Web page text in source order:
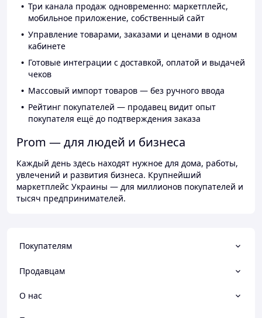
Три канала продаж одновременно: маркетплейс,
мобильное приложение, собственный сайт
Управление товарами, заказами и ценами в одном
кабинете
Готовые интеграции с доставкой, оплатой и выдачей
чеков
Массовый импорт товаров — без ручного ввода
Рейтинг покупателей — продавец видит опыт
покупателя ещё до подтверждения заказа
Prom — для людей и бизнеса
Каждый день здесь находят нужное для дома, работы,
увлечений и развития бизнеса. Крупнейший
маркетплейс Украины — для миллионов покупателей и
тысяч предпринимателей.
Покупателям
Продавцам
О нас